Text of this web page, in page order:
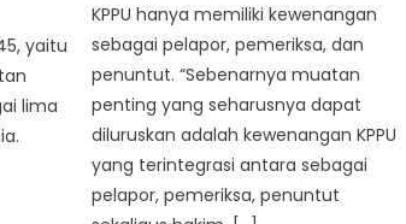
yaitu
lima
KPPU hanya memiliki kewenangan
sebagai pelapor, pemeriksa, dan
penuntut. “Sebenarnya muatan
penting yang seharusnya dapat
diluruskan adalah kewenangan KPPU
yang terintegrasi antara sebagai
pelapor, pemeriksa, penuntut